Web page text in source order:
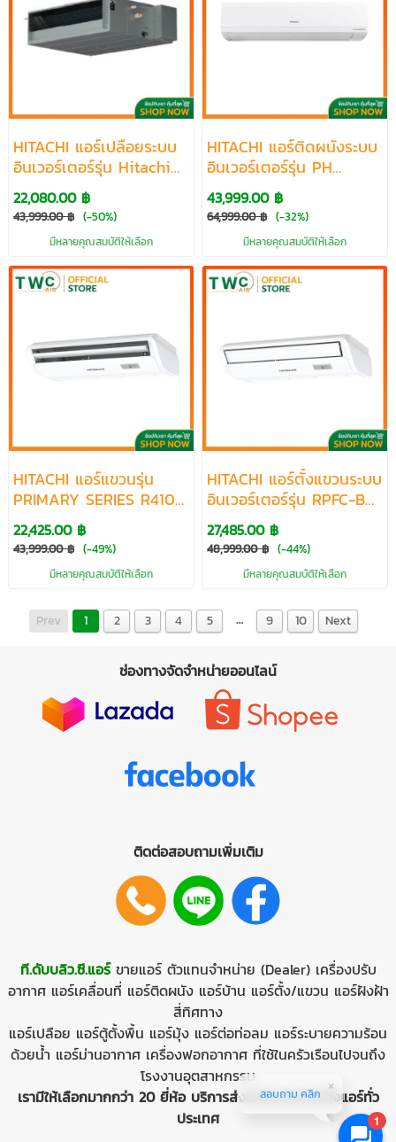
HITACHI แอร์เปลือยระบบ
อินเวอร์เตอร์รุ่น Hitachi
Series R410a ขนาด9212-
46744 BTU
22,080.00 ฿
43,999.00 ฿ (-50%)
มีหลายคุณสมบัติให้เลือก
HITACHI แอร์ติดผนังระบบ
อินเวอร์เตอร์รุ่น PH
Series R32 ขนาด 28240
BTU
43,999.00 ฿
64,999.00 ฿ (-32%)
มีหลายคุณสมบัติให้เลือก
HITACHI แอร์แขวนรุ่น
PRIMARY SERIES R410
ขนาด 13307-45038 BTU
22,425.00 ฿
43,999.00 ฿ (-49%)
มีหลายคุณสมบัติให้เลือก
HITACHI แอร์ตั้งแขวนระบบ
อินเวอร์เตอร์รุ่น RPFC-B
SERIES R410 ขนาด
17401-52033 BTU
27,485.00 ฿
48,999.00 ฿ (-44%)
มีหลายคุณสมบัติให้เลือก
Prev 1 2 3 4 5 … 9 10 Next
ช่องทางจัดจำหน่ายออนไลน์
ติดต่อสอบถามเพิ่มเติม
ที.ดับบลิว.ซี.แอร์ ขายแอร์ตัวแทนจำหน่าย (Dealer) เครื่องปรับ
อากาศ แอร์เคลื่อนที่ แอร์ติดผนังแอร์บ้าน แอร์ตั้ง/แขวน แอร์ฝังฝ้า
สี่ทิศทาง
แอร์เปลือย แอร์ตู้ตั้งพื้น แอร์มุ้ง แอร์ต่อท่อลม แอร์ระบายความร้อน
ด้วยนํ้า แอร์ม่านอากาศ เครื่องฟอกอากาศ ที่ใช้ในครัวเรือนไปจนถึง
โรงงานอุตสาหกรรม
เรามีให้เลือกมากกว่า 20 ยี่ห้อ บริการส่งแอร์และรับติดตั้งแอร์ทั่ว
ประเทศ
1
สอบถาม คลิก